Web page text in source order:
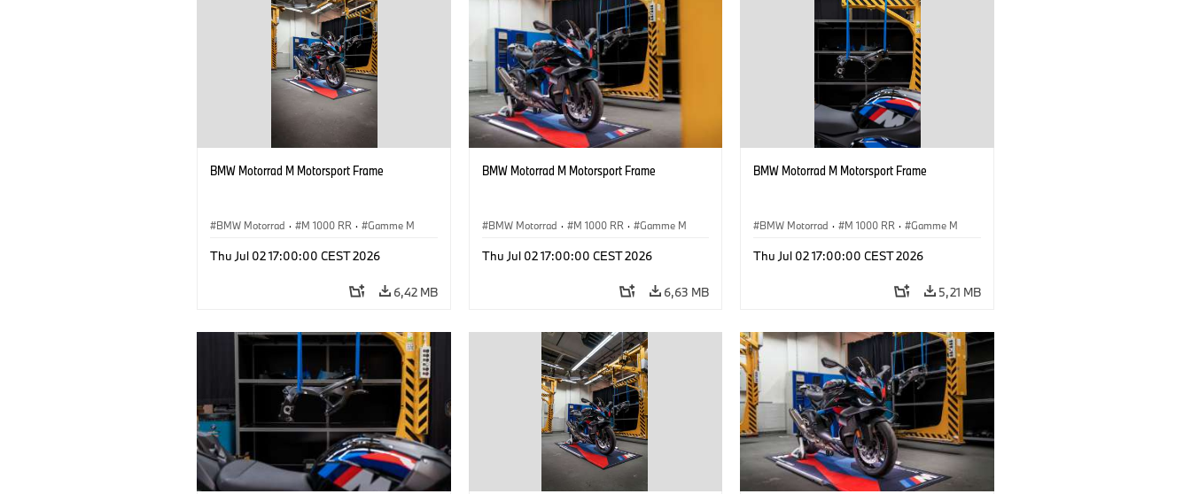
BMW Motorrad M Motorsport Frame
BMW Motorrad · M 1000 RR · Gamme M
Thu Jul 02 17:00:00 CEST 2026
6,42 MB
BMW Motorrad M Motorsport Frame
BMW Motorrad · M 1000 RR · Gamme M
Thu Jul 02 17:00:00 CEST 2026
6,63 MB
BMW Motorrad M Motorsport Frame
BMW Motorrad · M 1000 RR · Gamme M
Thu Jul 02 17:00:00 CEST 2026
5,21 MB